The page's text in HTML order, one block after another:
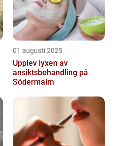
01 augusti 2025
Upplev lyxen av
ansiktsbehandling på
Södermalm